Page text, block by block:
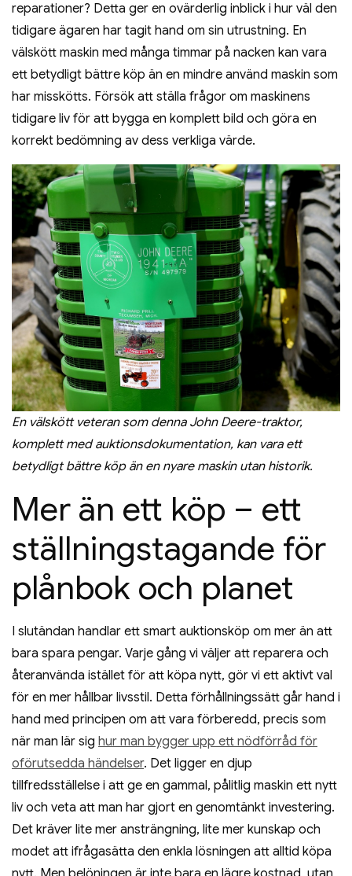
reparationer? Detta ger en ovärderlig inblick i hur väl den
tidigare ägaren har tagit hand om sin utrustning. En
välskött maskin med många timmar på nacken kan vara
ett betydligt bättre köp än en mindre använd maskin som
har misskötts. Försök att ställa frågor om maskinens
tidigare liv för att bygga en komplett bild och göra en
korrekt bedömning av dess verkliga värde.
En välskött veteran som denna John Deere-traktor,
komplett med auktionsdokumentation, kan vara ett
betydligt bättre köp än en nyare maskin utan historik.
Mer än ett köp – ett
ställningstagande för
plånbok och planet
I slutändan handlar ett smart auktionsköp om mer än att
bara spara pengar. Varje gång vi väljer att reparera och
återanvända istället för att köpa nytt, gör vi ett aktivt val
för en mer hållbar livsstil. Detta förhållningssätt går hand i
hand med principen om att vara förberedd, precis som
när man lär sig hur man bygger upp ett nödförråd för
oförutsedda händelser. Det ligger en djup
tillfredsställelse i att ge en gammal, pålitlig maskin ett nytt
liv och veta att man har gjort en genomtänkt investering.
Det kräver lite mer ansträngning, lite mer kunskap och
modet att ifrågasätta den enkla lösningen att alltid köpa